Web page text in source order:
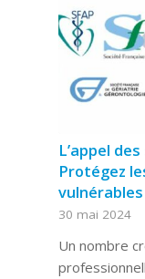
L’appel
Protégez
30 mai 2024
Un nombre